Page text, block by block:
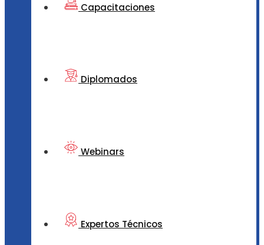
Capacitaciones
Diplomados
Webinars
Expertos Técnicos